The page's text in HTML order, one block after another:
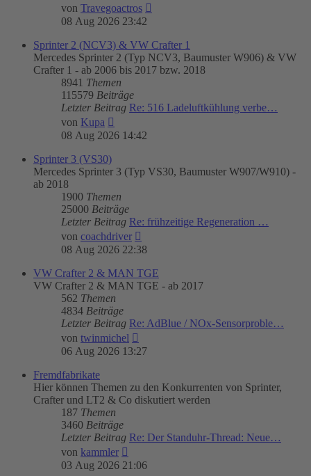
von Travegoactros
08 Aug 2026 23:42
Sprinter 2 (NCV3) & VW Crafter 1
Mercedes Sprinter 2 (Typ NCV3, Baumuster W906) & VW
Crafter 1 - ab 2006 bis 2017 bzw. 2018
8941 Themen
115579 Beiträge
Letzter Beitrag Re: 516 Ladeluftkühlung verbe…
von Kupa
Beitrag
08 Aug 2026 14:42
Sprinter 3 (VS30)
Mercedes Sprinter 3 (Typ VS30, Baumuster W907/W910) -
ab 2018
1900 Themen
25000 Beiträge
Letzter Beitrag Re: frühzeitige Regeneration …
von coachdriver
Beitrag
08 Aug 2026 22:38
VW Crafter 2 & MAN TGE
VW Crafter 2 & MAN TGE - ab 2017
562 Themen
4834 Beiträge
Letzter Beitrag Re: AdBlue / NOx-Sensorproble…
von twinmichel
Beitrag
06 Aug 2026 13:27
Fremdfabrikate
Hier können Themen zu den Konkurrenten von Sprinter,
Crafter und LT2 & Co diskutiert werden
187 Themen
3460 Beiträge
Letzter Beitrag Re: Der Standuhr-Thread: Neue…
von kammler
Beitrag
03 Aug 2026 21:06